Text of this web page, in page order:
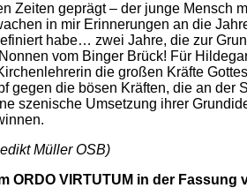
Zeiten geprägt – der junge Mensch
in mir Erinnerungen an die
habe… zwei Jahre, die zur
vom Binger Brück! Für
die großen Kräfte
gegen die bösen Kräften, die an der
szenische Umsetzung ihrer
Müller OSB)
ORDO VIRTUTUM in der